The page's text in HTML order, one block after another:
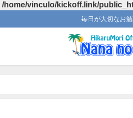
/home/vinculo/kickoff.link/
毎日が大切なお